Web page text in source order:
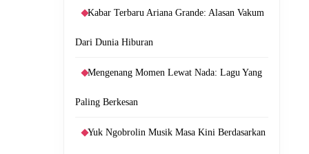
Kabar Terbaru Ariana Grande: Alasan Vakum
Dari Dunia Hiburan
Mengenang Momen Lewat Nada: Lagu Yang
Paling Berkesan
Yuk Ngobrolin Musik Masa Kini Berdasarkan